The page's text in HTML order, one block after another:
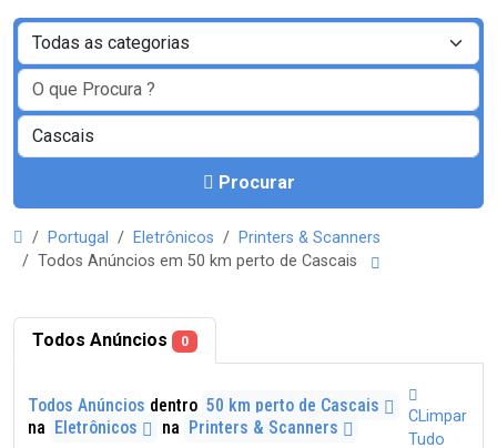
Procurar
Portugal Eletrônicos
Printers & Scanners
Todos Anúncios em 50 km perto de Cascais
Todos Anúncios 0
Todos Anúncios dentro 50 km perto de Cascais
na Eletrônicos na Printers & Scanners
CLimpar
Tudo